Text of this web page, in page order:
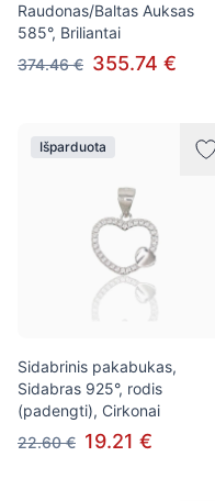
Raudonas/Baltas Auksas
585°, Briliantai
374.46 € 355.74 €
Išparduota
Sidabrinis pakabukas,
Sidabras 925°, rodis
(padengti), Cirkonai
22.60 € 19.21 €